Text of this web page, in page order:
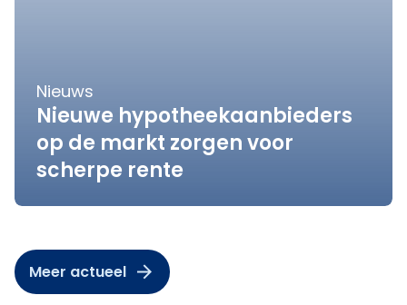
Nieuws
Nieuwe hypotheekaanbieders
op de markt zorgen voor
scherpe rente
Meer actueel